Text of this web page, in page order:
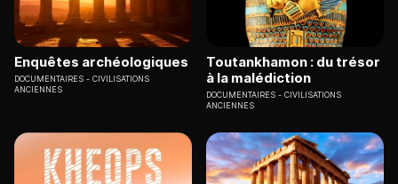
Enquêtes archéologiques
DOCUMENTAIRES
CIVILISATIONS
ANCIENNES
Toutankhamon : du trésor
à la malédiction
DOCUMENTAIRES
CIVILISATIONS
ANCIENNES